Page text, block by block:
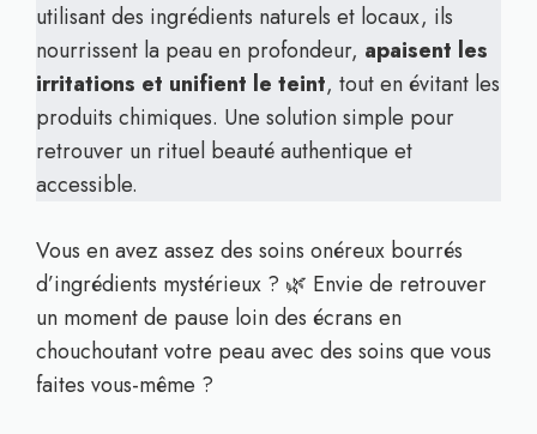
utilisant des ingrédients naturels et locaux, ils
nourrissent la peau en profondeur, apaisent les
irritations et unifient le teint, tout en évitant les
produits chimiques. Une solution simple pour
retrouver un rituel beauté authentique et
accessible.
Vous en avez assez des soins onéreux bourrés
d’ingrédients mystérieux ? 🌿 Envie de retrouver
un moment de pause loin des écrans en
chouchoutant votre peau avec des soins que vous
faites vous-même ?